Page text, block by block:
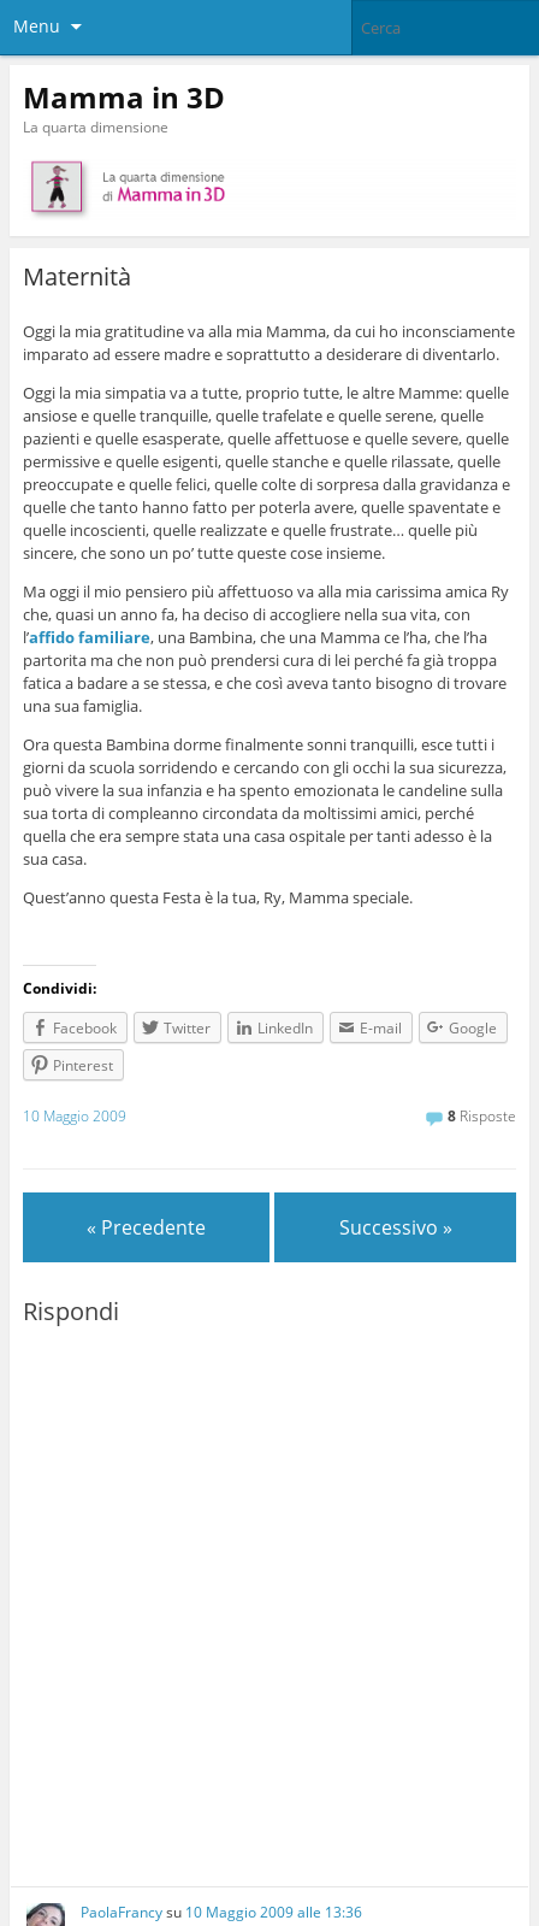
Menu
Mamma in 3D
La quarta dimensione
Maternità
Oggi la mia gratitudine va alla mia Mamma, da cui ho inconsciamente
imparato ad essere madre e soprattutto a desiderare di diventarlo.
Oggi la mia simpatia va a tutte, proprio tutte, le altre Mamme: quelle
ansiose e quelle tranquille, quelle trafelate e quelle serene, quelle
pazienti e quelle esasperate, quelle affettuose e quelle severe, quelle
permissive e quelle esigenti, quelle stanche e quelle rilassate, quelle
preoccupate e quelle felici, quelle colte di sorpresa dalla gravidanza e
quelle che tanto hanno fatto per poterla avere, quelle spaventate e
quelle incoscienti, quelle realizzate e quelle frustrate… quelle più
sincere, che sono un po’ tutte queste cose insieme.
Ma oggi il mio pensiero più affettuoso va alla mia carissima amica Ry
che, quasi un anno fa, ha deciso di accogliere nella sua vita, con
l’affido familiare, una Bambina, che una Mamma ce l’ha, che l’ha
partorita ma che non può prendersi cura di lei perché fa già troppa
fatica a badare a se stessa, e che così aveva tanto bisogno di trovare
una sua famiglia.
Ora questa Bambina dorme finalmente sonni tranquilli, esce tutti i
giorni da scuola sorridendo e cercando con gli occhi la sua sicurezza,
può vivere la sua infanzia e ha spento emozionata le candeline sulla
sua torta di compleanno circondata da moltissimi amici, perché
quella che era sempre stata una casa ospitale per tanti adesso è la
sua casa.
Quest’anno questa Festa è la tua, Ry, Mamma speciale.
Condividi:
Facebook
Twitter LinkedIn E-mail
Google
Pinterest
10 Maggio 2009 8 Risposte
« Precedente Successivo »
Rispondi
PaolaFrancysu 10 Maggio 2009 alle 13:36